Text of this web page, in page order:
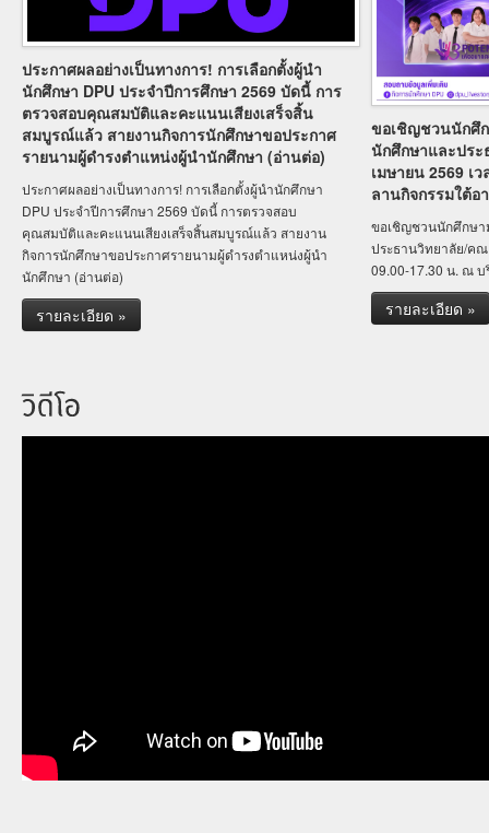
ประกาศผลอย่างเป็นทางการ! การเลือกตั้งผู้นำ
นักศึกษา DPU ประจำปีการศึกษา 2569 บัดนี้ การ
ตรวจสอบคุณสมบัติและคะแนนเสียงเสร็จสิ้น
สมบูรณ์แล้ว สายงานกิจการนักศึกษาขอประกาศ
รายนามผู้ดำรงตำแหน่งผู้นำนักศึกษา (อ่านต่อ)
ประกาศผลอย่างเป็นทางการ! การเลือกตั้งผู้นำนักศึกษา
DPU ประจำปีการศึกษา 2569 บัดนี้ การตรวจสอบ
คุณสมบัติและคะแนนเสียงเสร็จสิ้นสมบูรณ์แล้ว สายงาน
กิจการนักศึกษาขอประกาศรายนามผู้ดำรงตำแหน่งผู้นำ
นักศึกษา (อ่านต่อ)
รายละเอียด »
ขอเชิญชวนนักศึ
นักศึกษาและปร
เมษายน 2569 เ
ลานกิจกรรมใต้อ
ขอเชิญชวนนักศึกษา
ประธานวิทยาลัย/คณ
09.00-17.30 น. ณ
รายละเอียด »